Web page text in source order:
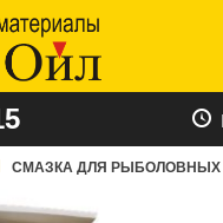
СМАЗКА ДЛЯ РЫБОЛОВНЫХ